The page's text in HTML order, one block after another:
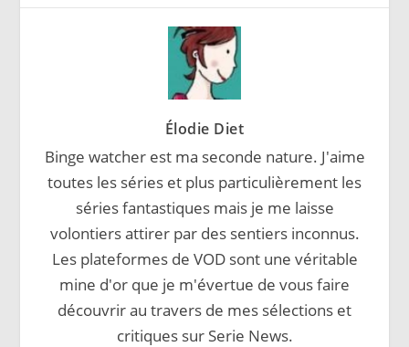
Élodie Diet
Binge watcher est ma seconde nature. J'aime
toutes les séries et plus particulièrement les
séries fantastiques mais je me laisse
volontiers attirer par des sentiers inconnus.
Les plateformes de VOD sont une véritable
mine d'or que je m'évertue de vous faire
découvrir au travers de mes sélections et
critiques sur Serie News.